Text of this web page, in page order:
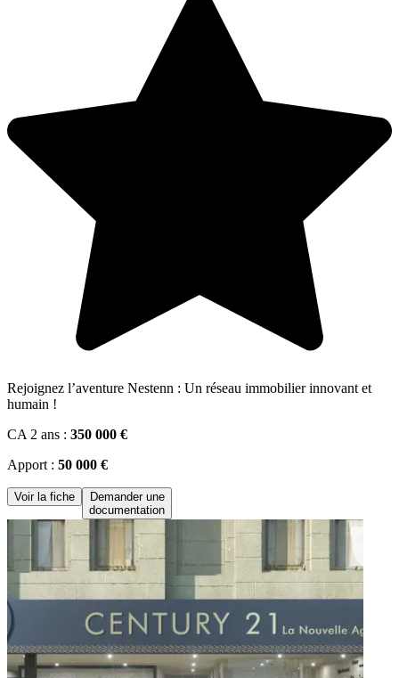
Rejoignez l’aventure Nestenn : Un réseau immobilier innovant et
humain !
CA 2 ans : 350 000 €
Apport : 50 000 €
Voir la fiche
Demander une
documentation